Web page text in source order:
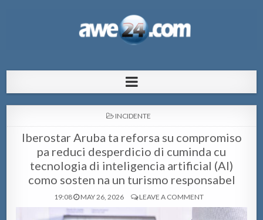
pa Aruba
POSTED
INCIDENTE
Iberostar Aruba ta reforsa su compromiso
pa reduci desperdicio di cuminda cu
tecnologia di inteligencia artificial (AI)
como sosten na un turismo responsabel
19:08 MAY 26, 2026 LEAVE A COMMENT